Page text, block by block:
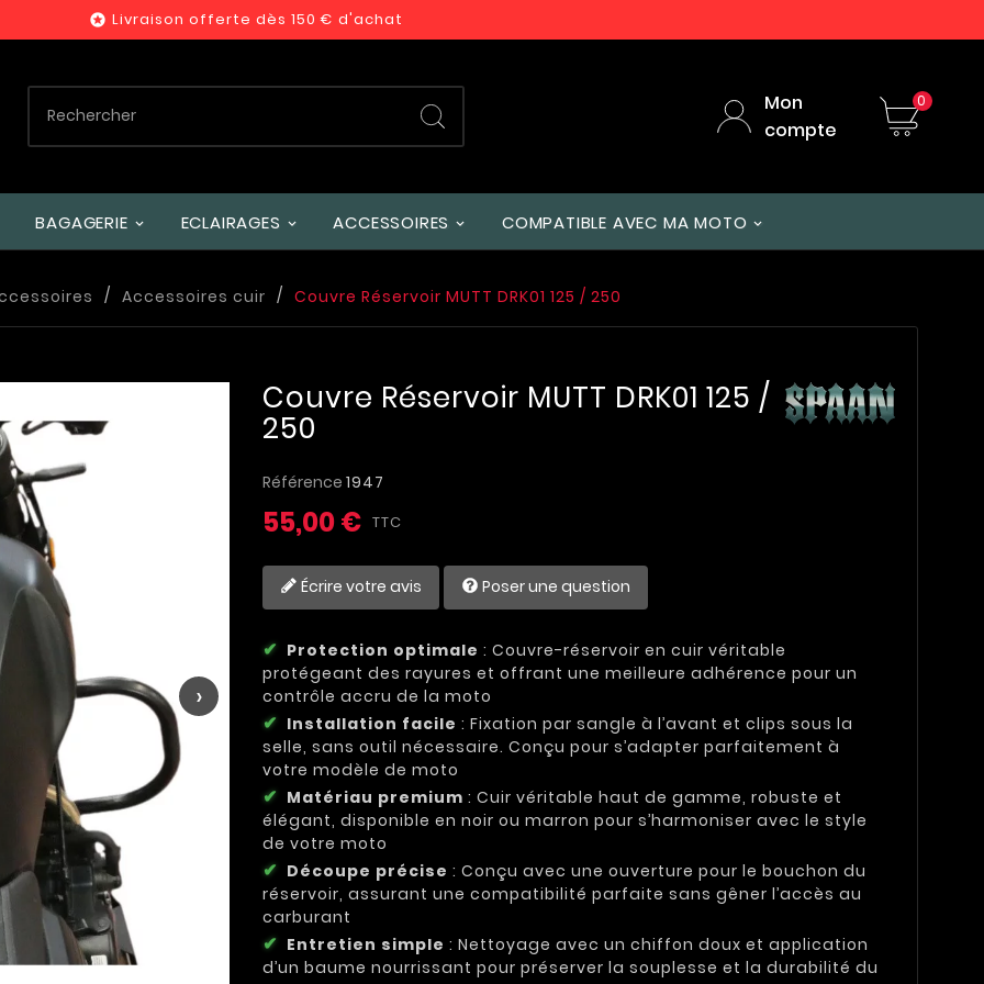
 Livraison offerte dès 150 € d'achat
Mon
compte
0
BAGAGERIE ECLAIRAGES ACCESSOIRES COMPATIBLE AVEC MA MOTO
Accessoires cuir Couvre Réservoir MUTT DRK01 125 / 250
›
Couvre Réservoir MUTT DRK01 125 /
250
Référence 1947
55,00 € TTC
Écrire votre avis Poser une question
Protection optimale : Couvre-réservoir en cuir véritable
protégeant des rayures et offrant une meilleure adhérence pour un
contrôle accru de la moto
Installation facile : Fixation par sangle à l’avant et clips sous la
selle, sans outil nécessaire. Conçu pour s’adapter parfaitement à
votre modèle de moto
Matériau premium : Cuir véritable haut de gamme, robuste et
élégant, disponible en noir ou marron pour s’harmoniser avec le style
de votre moto
Découpe précise : Conçu avec une ouverture pour le bouchon du
réservoir, assurant une compatibilité parfaite sans gêner l’accès au
carburant
Entretien simple : Nettoyage avec un chiffon doux et application
d’un baume nourrissant pour préserver la souplesse et la durabilité du